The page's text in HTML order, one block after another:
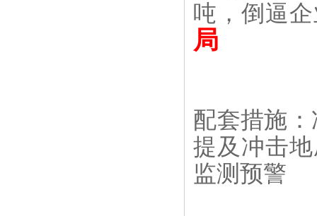
吨，倒逼
局
配套措施
提及冲击
监测预警